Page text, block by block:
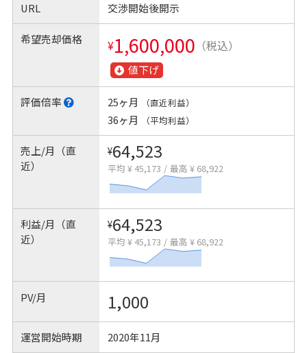
URL 交渉開始後開示
希望売却価格 ¥1,600,000 （税込）
値下げ
評価倍率 25ヶ月 （直近利益）
36ヶ月 （平均利益）
売上/月（直
近）
¥64,523
平均 ¥ 45,173 / 最高 ¥ 68,922
利益/月（直
近）
¥64,523
平均 ¥ 45,173 / 最高 ¥ 68,922
PV/月 1,000
運営開始時期 2020年11月